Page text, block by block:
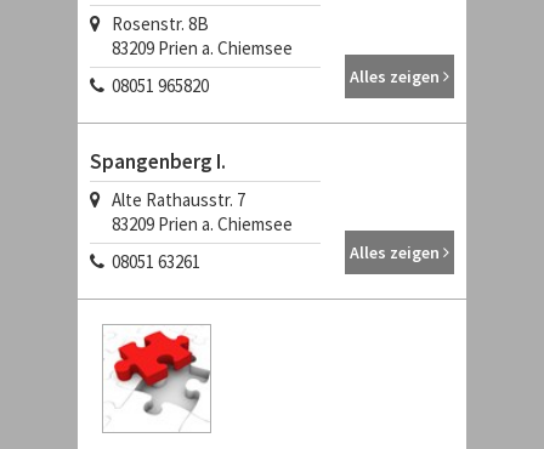
Rosenstr. 8B
83209 Prien a. Chiemsee
08051 965820
Alles zeigen
Spangenberg I.
Alte Rathausstr. 7
83209 Prien a. Chiemsee
08051 63261
Alles zeigen